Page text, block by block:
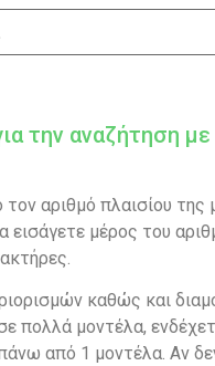
την αναζήτηση με
αριθμό πλαισίου της
εισάγετε μέρος του
καθώς και
πολλά μοντέλα,
από 1 μοντέλα. Αν